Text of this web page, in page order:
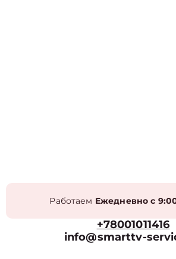
Работаем Ежедневно с
+78001011416
info@smarttv-